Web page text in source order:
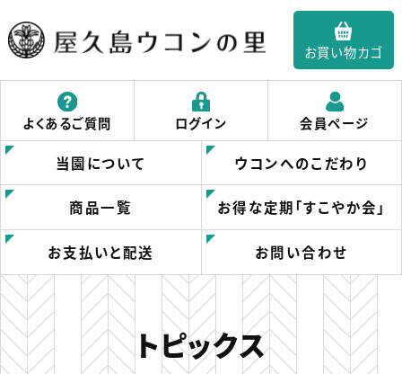
屋久島ウコンの里｜
春ウコンの屋久島ウ
コンの里
お買い物カゴ
よくあるご質問 ログイン 会員ページ
当園について ウコンへのこだわり
商品一覧 お得な定期「すこやか会」
お支払いと配送 お問い合わせ
トピックス